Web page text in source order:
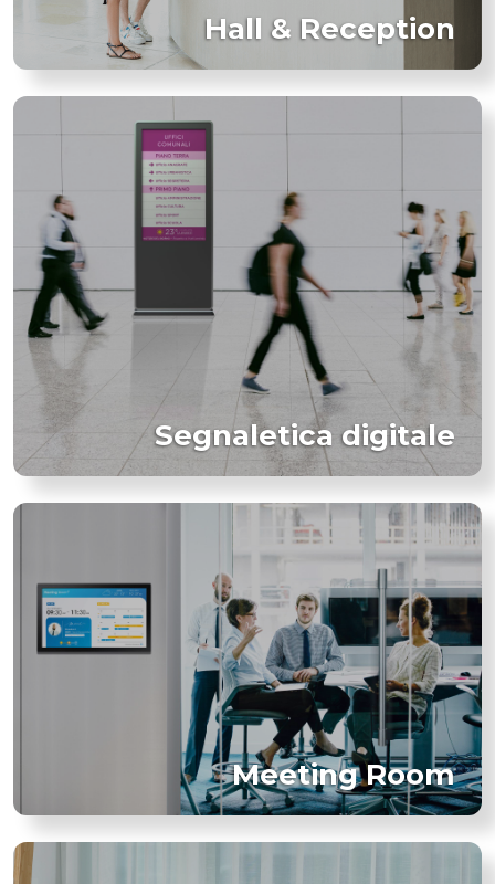
Hall & Reception
Segnaletica digitale
Meeting Room